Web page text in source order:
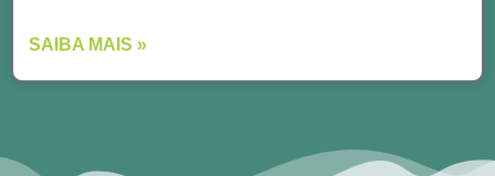
SAIBA MAIS »